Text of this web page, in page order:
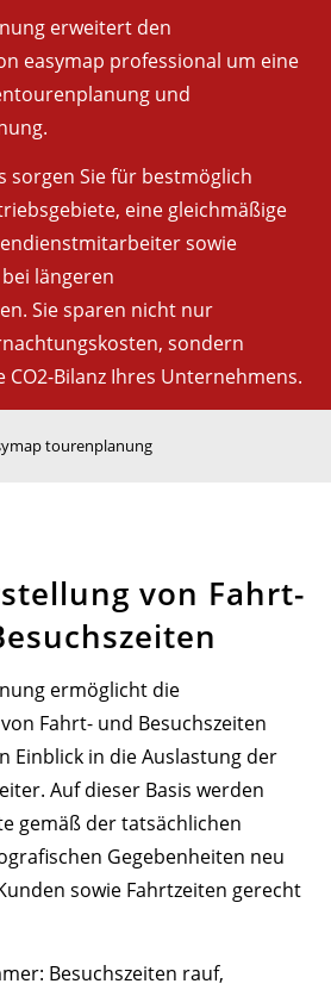
erweitert den
easymap professional um eine
und
sorgen Sie für bestmöglich
eine gleichmäßige
sowie
längeren
Sie sparen nicht nur
sondern
Bilanz Ihres Unternehmens.
tourenplanung
von Fahrt-
ermöglicht die
Fahrt- und Besuchszeiten
Einblick in die Auslastung der
Auf dieser Basis werden
gemäß der tatsächlichen
Gegebenheiten neu
sowie Fahrtzeiten gerecht
Besuchszeiten rauf,